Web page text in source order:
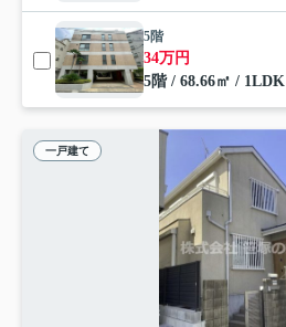
5階
34万円
5階 / 68.66㎡ / 1LDK
一戸建て